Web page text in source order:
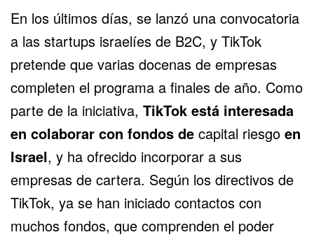
En los últimos días, se lanzó una convocatoria
a las startups israelíes de B2C, y TikTok
pretende que varias docenas de empresas
completen el programa a finales de año. Como
parte de la iniciativa, TikTok está interesada
en colaborar con fondos de capital riesgo en
Israel, y ha ofrecido incorporar a sus
empresas de cartera. Según los directivos de
TikTok, ya se han iniciado contactos con
muchos fondos, que comprenden el poder